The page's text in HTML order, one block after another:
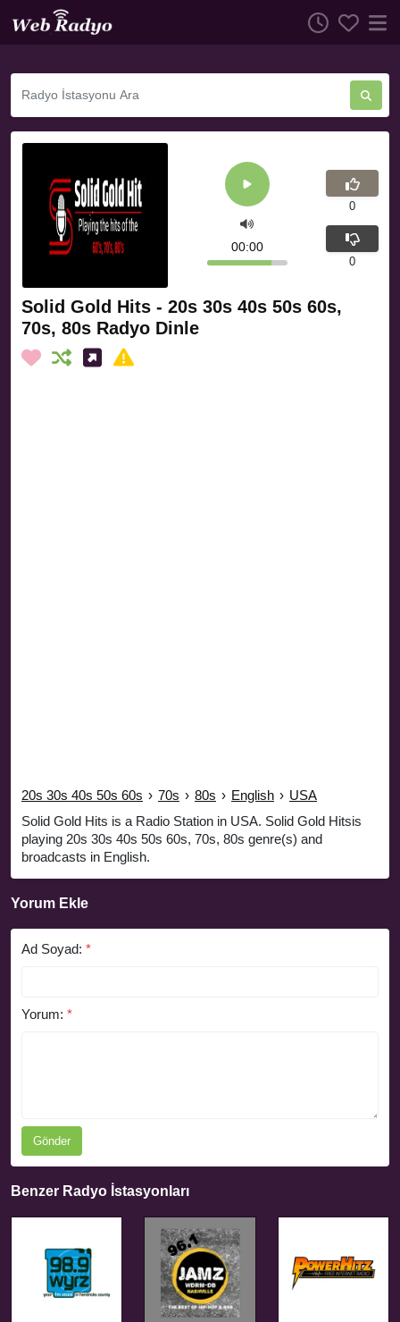
Solid Gold Hits - 20s 30s 40s 50s 60s,
70s, 80s Radyo Dinle
20s 30s 40s 50s 60s › 70s › 80s › English › USA
Solid Gold Hits is a Radio Station in USA. Solid Gold Hitsis
playing 20s 30s 40s 50s 60s, 70s, 80s genre(s) and
broadcasts in English.
00:00
0
0
Yorum Ekle
Ad Soyad: *
Yorum: *
Gönder
Benzer Radyo İstasyonları